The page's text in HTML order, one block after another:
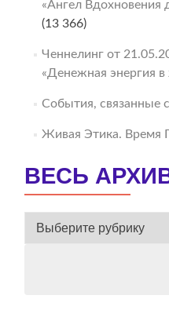
«Ангел Вдохновения
(13 366)
Ченнелинг от
«Денежная энергия в
События, связанные
Живая Этика.
ВЕСЬ
ВЕСЬ